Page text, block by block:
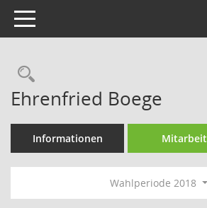
Toggle navigation
Rechercheauswahl
Ehrenfried Boege
Informationen Mitarbeit
Wahlperiode 2018